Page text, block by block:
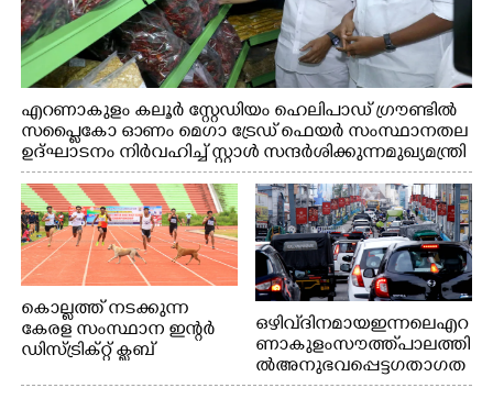
എറണാകുളം കലൂർ സ്റ്റേഡിയം ഹെലിപാഡ് ഗ്രൗണ്ടിൽ
സപ്ളൈകോ ഓണം മെഗാ ട്രേഡ് ഫെയർ സംസ്ഥാനതല
ഉദ്ഘാടനം നിർവഹിച്ച് സ്റ്റാൾ സന്ദർശിക്കുന്ന മുഖ്യമന്ത്രി
വി.ഡി. സതീശൻ. മന്ത്രി അനൂപ് ജേക്കബ് സമീപം
കൊല്ലത്ത് നടക്കുന്ന
കേരള സംസ്ഥാന ഇന്റർ
ഡിസ്ട്രിക്റ്റ് ക്ലബ്
ചാമ്പ്യൻഷിപ്പിൽ അണ്ടർ
ഒഴിവ് ദിനമായ ഇന്നലെ എറ
ണാകുളം സൗത്ത് പാലത്തി
ൽ അനുഭവപ്പെട്ട ഗതാഗത
ക്കുരുക്ക്